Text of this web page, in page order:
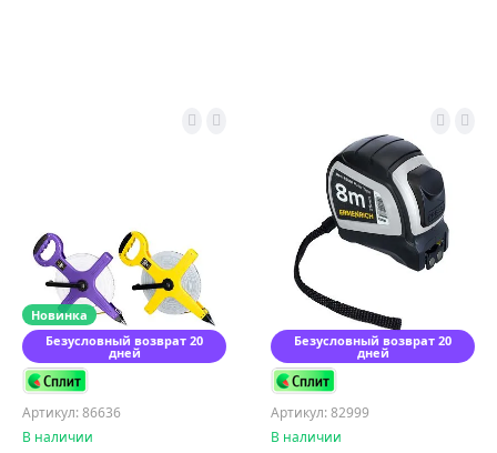
Новинка
Безусловный возврат 20
дней
Артикул: 86636
В наличии
Безусловный возврат 20
дней
Артикул: 82999
В наличии